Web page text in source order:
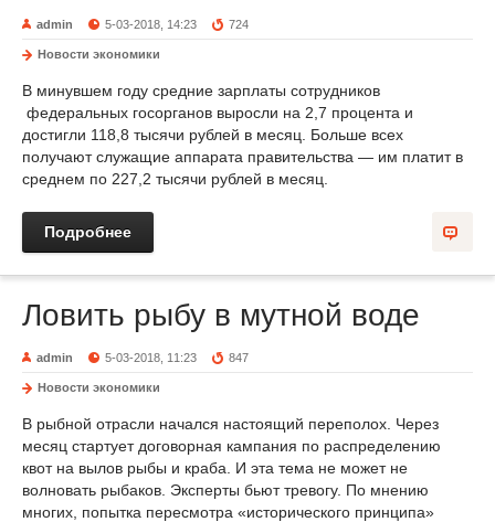
admin 5-03-2018, 14:23 724
Новости экономики
В минувшем году средние зарплаты сотрудников
федеральных госорганов выросли на 2,7 процента и
достигли 118,8 тысячи рублей в месяц. Больше всех
получают служащие аппарата правительства — им платит в
среднем по 227,2 тысячи рублей в месяц.
Подробнее
Ловить рыбу в мутной воде
admin 5-03-2018, 11:23 847
Новости экономики
В рыбной отрасли начался настоящий переполох. Через
месяц стартует договорная кампания по распределению
квот на вылов рыбы и краба. И эта тема не может не
волновать рыбаков. Эксперты бьют тревогу. По мнению
многих, попытка пересмотра «исторического принципа»